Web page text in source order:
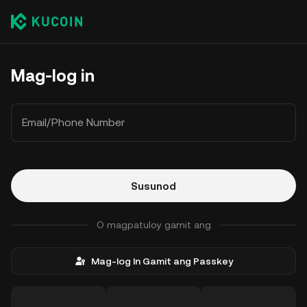
Mag-log in
Email/Phone Number
Susunod
O magpatuloy gamit ang
Mag-log In Gamit ang Passkey